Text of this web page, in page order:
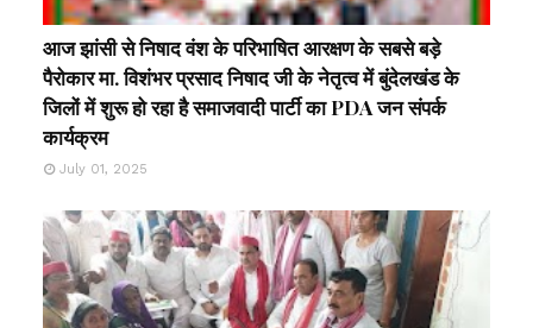
आज झांसी से निषाद वंश के परिभाषित आरक्षण के सबसे बड़े
पैरोकार मा. विशंभर प्रसाद निषाद जी के नेतृत्व में बुंदेलखंड के
जिलों में शुरू हो रहा है समाजवादी पार्टी का PDA जन संपर्क
कार्यक्रम
July 01, 2025